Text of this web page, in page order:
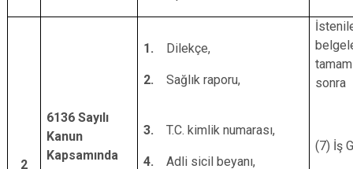
2
6136 Sayılı
Kanun
Kapsamında
1. Dilekçe,
2. Sağlık raporu,
3. T.C. kimlik numarası,
4. Adli sicil beyanı,
sonra
(7) İş